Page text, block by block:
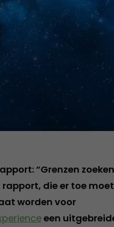
“Grenzen
rapport, die er toe
worden voor
een